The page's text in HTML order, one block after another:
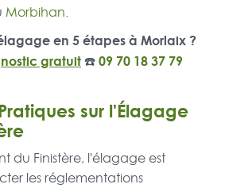
Morbihan.
en 5 étapes à Morlaix ?
gratuit ☎️09 70 18 37 79
sur l'Élagage
du Finistère, l'élagage est
les réglementations